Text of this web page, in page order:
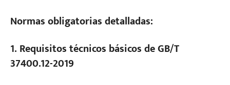
Normas obligatorias detalladas:
1. Requisitos técnicos básicos de GB/T
37400.12-2019